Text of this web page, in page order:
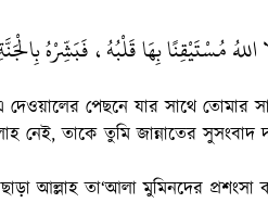
مُسْتَيْقِنًا بِهَا قَلْبُهُ، فَبَشِّرْهُ
দেওয়ালের পেছনে যার সাথে তোমার
নেই, তাকে তুমি জান্নাতের
আল্লাহ তা‘আলা মুমিনদের